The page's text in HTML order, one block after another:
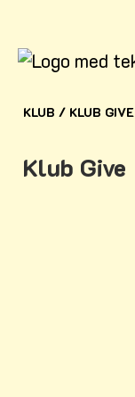
KLUB / KLUB GIVE
Klub Give